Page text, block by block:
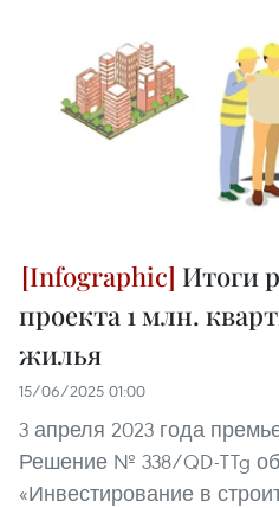
Итоги
проекта 1 млн.
жилья
15/06/2025 01:00
3 апреля 2023 года
Решение № 338/QD-TTg
«Инвестирование в